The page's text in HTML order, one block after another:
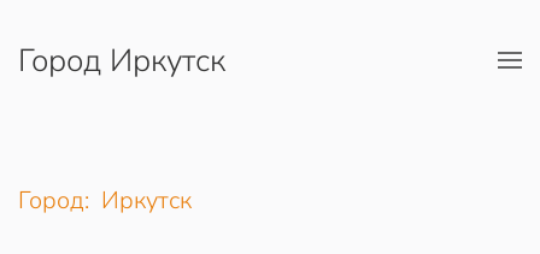
Перейти к содержимому
Город Иркутск
Город: Иркутск